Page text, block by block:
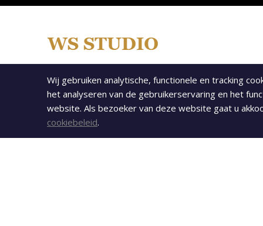
UW PARTNER IN WEB - APP & VIDEO
ONTWIKKELING
ADRES: Kast. Osenstr. 31, 6043 HW Roermond
(bezoek enkel via afspraak bevestiging)
Wij gebruiken analytische, functionele en tracking
het analyseren van de gebruikerservaring en het
website. Als bezoeker van deze website gaat u
cookiebeleid.